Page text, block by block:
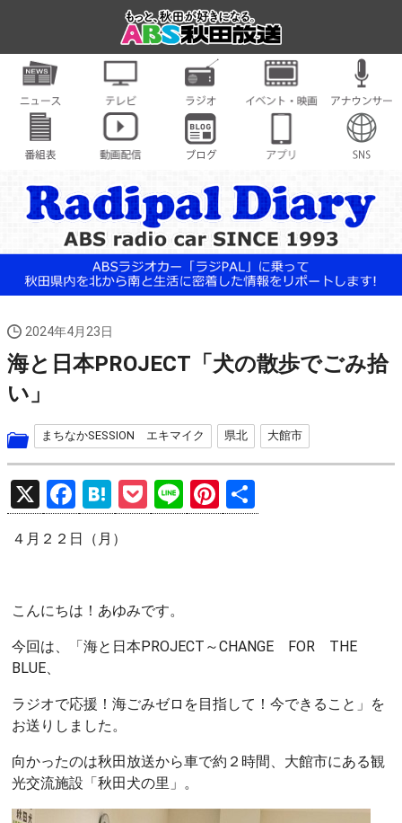
2024年4月23日
海と日本PROJECT「犬の散歩でごみ拾
い」
まちなかSESSION エキマイク 県北 大館市
X
F
a
ce
o
o
H
at
e
a
P
o
Li
n
Pi
nt 有
４月２２日（月）
こんにちは！あゆみです。
今回は、「海と日本PROJECT～CHANGE FOR THE
BLUE、
ラジオで応援！海ごみゼロを目指して！今できること」を
お送りしました。
向かったのは秋田放送から車で約２時間、大館市にある観
光交流施設「秋田犬の里」。